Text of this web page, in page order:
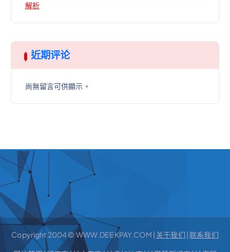
解析
近期评论
尚無留言可供顯示。
Copyright 2004 © WWW.DEEKPAY.COM | 关于我们 |联系我们